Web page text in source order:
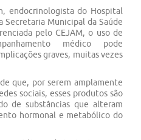
endocrinologista do Hospital
Secretaria Municipal da Saúde
pelo CEJAM, o uso de
médico pode
graves, muitas vezes
que, por serem amplamente
sociais, esses produtos são
de substâncias que alteram
hormonal e metabólico do